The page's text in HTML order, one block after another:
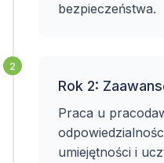
bezpieczeństwa.
2
Rok 2:
Praca u
umiejętności i